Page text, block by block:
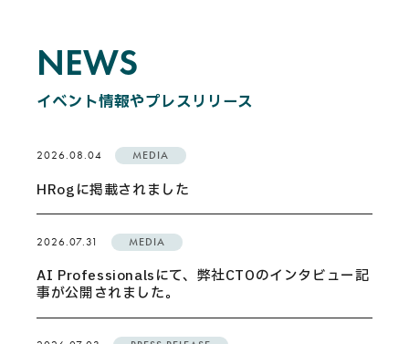
NEWS
NEWS
イベント情報やプレスリリース
2026.08.04 MEDIA
HRogに掲載されました
2026.07.31 MEDIA
AI Professionalsにて、弊社CTOのインタビュー記
事が公開されました。